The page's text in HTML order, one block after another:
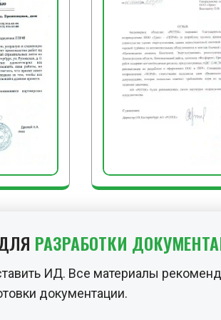
После завершения
необходимо
работы: очистить
приспособления и
сдать их на
от опилок, обрезков
РАЗРАБОТКИ
ИД. Все материалы
документации.